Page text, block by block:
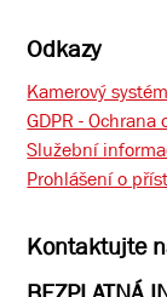
Odkazy
Kamerový systém
GDPR -
Služební
Prohlášení o
Kontaktujte